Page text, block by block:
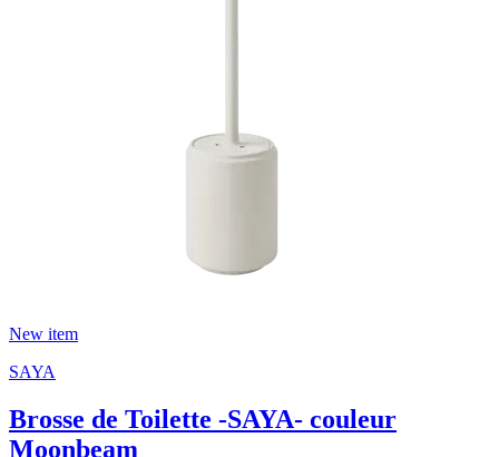
New item
SAYA
Brosse de Toilette -SAYA- couleur
Moonbeam